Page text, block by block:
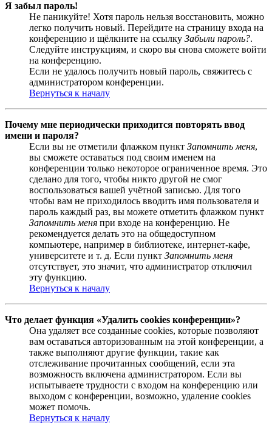
Я забыл пароль!
Не паникуйте! Хотя пароль нельзя восстановить, можно
легко получить новый. Перейдите на страницу входа на
конференцию и щёлкните на ссылку Забыли пароль?.
Следуйте инструкциям, и скоро вы снова сможете войти
на конференцию.
Если не удалось получить новый пароль, свяжитесь с
администратором конференции.
Вернуться к началу
Почему мне периодически приходится повторять ввод
имени и пароля?
Если вы не отметили флажком пункт Запомнить меня,
вы сможете оставаться под своим именем на
конференции только некоторое ограниченное время. Это
сделано для того, чтобы никто другой не смог
воспользоваться вашей учётной записью. Для того
чтобы вам не приходилось вводить имя пользователя и
пароль каждый раз, вы можете отметить флажком пункт
Запомнить меня при входе на конференцию. Не
рекомендуется делать это на общедоступном
компьютере, например в библиотеке, интернет-кафе,
университете и т. д. Если пункт Запомнить меня
отсутствует, это значит, что администратор отключил
эту функцию.
Вернуться к началу
Что делает функция «Удалить cookies конференции»?
Она удаляет все созданные cookies, которые позволяют
вам оставаться авторизованным на этой конференции, а
также выполняют другие функции, такие как
отслеживание прочитанных сообщений, если эта
возможность включена администратором. Если вы
испытываете трудности с входом на конференцию или
выходом с конференции, возможно, удаление cookies
может помочь.
Вернуться к началу